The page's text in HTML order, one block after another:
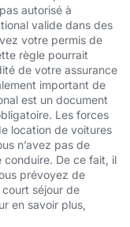
autorisé à
valide dans des
votre permis de
règle pourrait
de votre assurance
important de
est un document
Les forces
location de voitures
n’avez pas de
De ce fait, il
prévoyez de
séjour de
en savoir plus,